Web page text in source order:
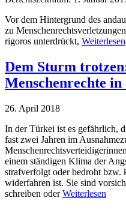
Vor dem Hintergrund des
zu
rigoros unterdrückt, Weiterlesen
Dem Sturm
Menschenrechte
26. April 2018
In der Türkei ist es gefährlich,
fast zwei Jahren im
einem ständigen Klima der
strafverfolgt oder bedroht bzw.
widerfahren ist. Sie sind
schreiben oderWeiterlesen